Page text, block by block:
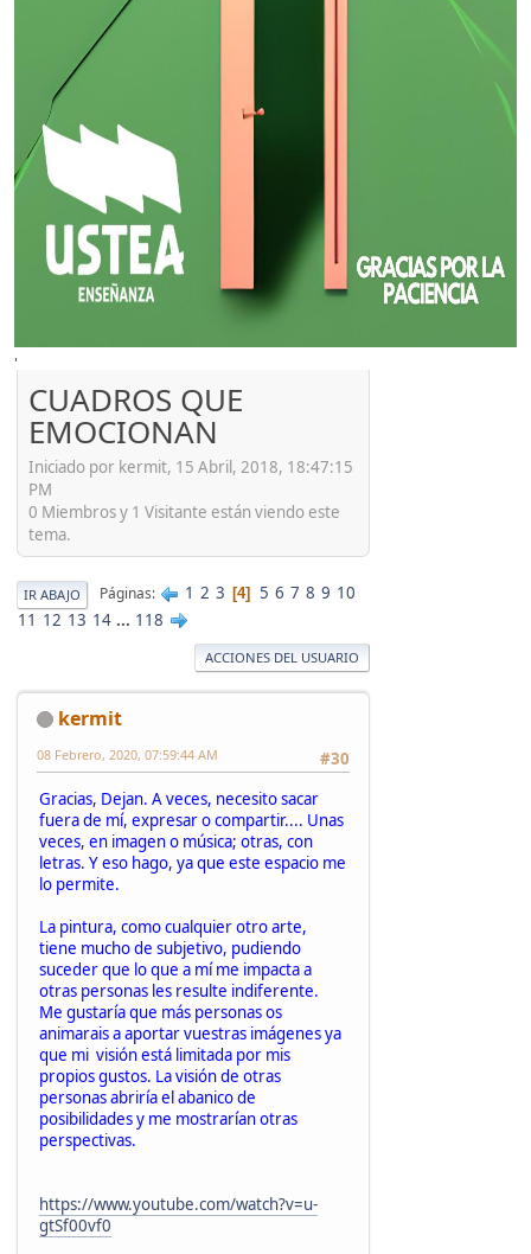
'
CUADROS QUE
EMOCIONAN
Iniciado por kermit, 15 Abril, 2018, 18:47:15
PM
0 Miembros y 1 Visitante están viendo este
tema.
IR ABAJO Páginas 1 2 3 4 5 6 7 8 9 10
11 12 13 14 ... 118
ACCIONES DEL USUARIO
kermit
#30
08 Febrero, 2020, 07:59:44 AM
Gracias, Dejan. A veces, necesito sacar
fuera de mí, expresar o compartir.... Unas
veces, en imagen o música; otras, con
letras. Y eso hago, ya que este espacio me
lo permite.
La pintura, como cualquier otro arte,
tiene mucho de subjetivo, pudiendo
suceder que lo que a mí me impacta a
otras personas les resulte indiferente.
Me gustaría que más personas os
animarais a aportar vuestras imágenes ya
que mi visión está limitada por mis
propios gustos. La visión de otras
personas abriría el abanico de
posibilidades y me mostrarían otras
perspectivas.
https://www.youtube.com/watch?v=u-
gtSf00vf0